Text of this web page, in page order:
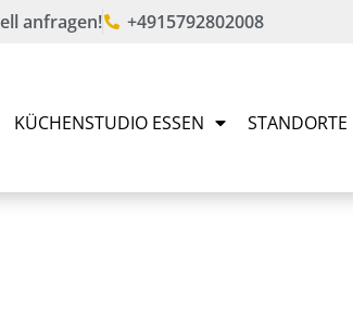
anfragen! +4915792802008
KÜCHENSTUDIO ESSEN STANDORTE